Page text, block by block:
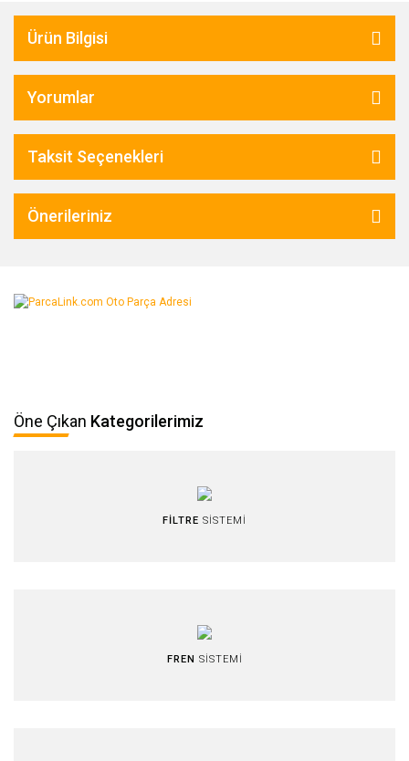
Ürün Bilgisi
Yorumlar
Taksit Seçenekleri
Önerileriniz
Öne Çıkan Kategorilerimiz
FİLTRE SİSTEMİ
FREN SİSTEMİ